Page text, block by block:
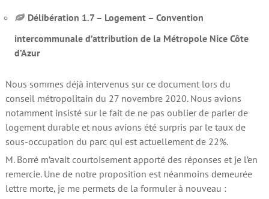
Délibération 1.7 – Logement – Convention
intercommunale d’attribution de la Métropole Nice Côte
d’Azur
Nous sommes déjà intervenus sur ce document lors du
conseil métropolitain du 27 novembre 2020. Nous avions
notamment insisté sur le fait de ne pas oublier de parler de
logement durable et nous avions été surpris par le taux de
sous-occupation du parc qui est actuellement de 22%.
M. Borré m’avait courtoisement apporté des réponses et je l’en
remercie. Une de notre proposition est néanmoins demeurée
lettre morte, je me permets de la formuler à nouveau :